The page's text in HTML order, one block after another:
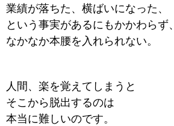
業績が落ちた、横ばいになった、
という事実があるにもかかわらず、
なかなか本腰を入れられない。
人間、楽を覚えてしまうと
そこから脱出するのは
本当に難しいのです。